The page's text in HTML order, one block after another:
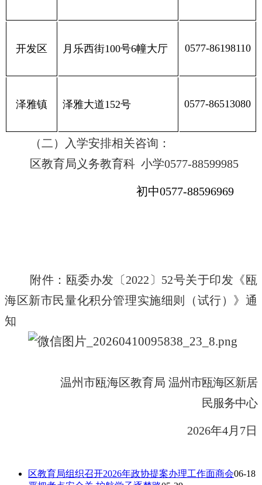
开发区 月乐西街100号6幢大厅 0577-86198110
泽雅镇 泽雅大道152号 0577-86513080
（二）入学安排相关咨询：
区教育局义务教育科 小学0577-88599985
初中0577-88596969
附件：瓯委办发〔 2022 〕52号关于印发《瓯
海区新市民量化积分管理实施细则（试行）》通
知
温州市瓯海区教育局 温州市瓯海区新居
民服务中心
2026年4月7日
区教育局组织召开2026年政协提案办理工作面商会06-18